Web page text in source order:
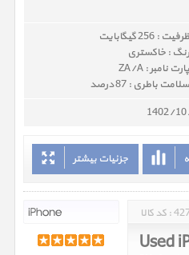
ظرفیت : 256 گیگابایت
رنگ : خاکستری
پارت نامبر : ZA/A
سلامت باطری : 87 درصد
1402/
جزئیات بیشتر
کد کالا :
Used